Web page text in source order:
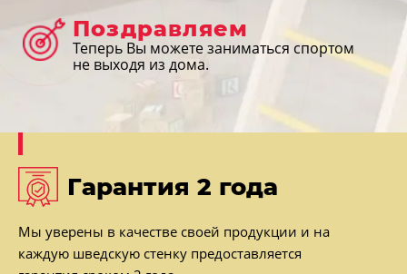
Поздравляем
Теперь Вы можете заниматься спортом
не выходя из дома.
Гарантия 2 года
Мы уверены в качестве своей продукции и на
каждую шведскую стенку предоставляется